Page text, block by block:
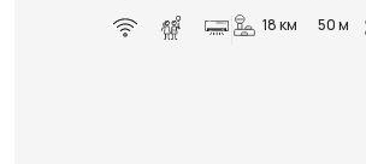
18 км
50 м